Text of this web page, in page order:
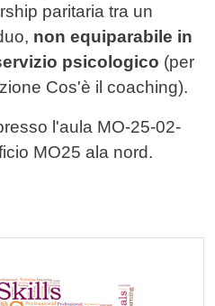
paritaria tra un
non equiparabile in
psicologico (per
Cos'è il coaching).
l'aula MO-25-02-
MO25 ala nord.